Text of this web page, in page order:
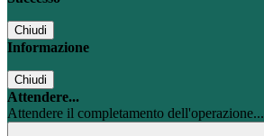
Chiudi
Informazione
Chiudi
Attendere...
Attendere il completamento dell'operazione...